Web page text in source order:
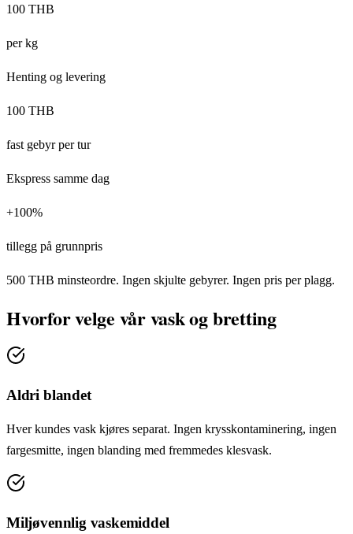
100 THB
per kg
Henting og levering
100 THB
fast gebyr per tur
Ekspress samme dag
+100%
tillegg på grunnpris
500 THB minsteordre. Ingen skjulte gebyrer. Ingen pris per plagg.
Hvorfor velge vår vask og bretting
Aldri blandet
Hver kundes vask kjøres separat. Ingen krysskontaminering, ingen
fargesmitte, ingen blanding med fremmedes klesvask.
Miljøvennlig vaskemiddel